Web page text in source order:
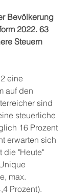
Bevölkerung
2022. 63
Steuern
eine
auf den
sind
steuerliche
16 Prozent
erwarten sich
die "Heute"
max.
Prozent).